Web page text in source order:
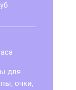
для
очки,